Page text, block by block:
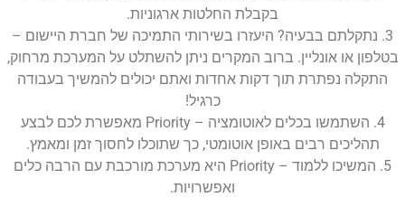
בקבלת החלטות ארגוניות.
3. נתקלתם בבעיה? היעזרו בשירותי התמיכה של חברת היישום –
בטלפון או אונליין. ברוב המקרים ניתן להשתלט על המערכת מרחוק,
התקלה נפתרת תוך דקות אחדות ואתם יכולים להמשיך בעבודה
כרגיל!
4. השתמשו בכלים לאוטומציה – Priority מאפשרת לכם לבצע
תהליכים רבים באופן אוטומטי, כך שתוכלו לחסוך זמן ומאמץ.
5. המשיכו ללמוד – Priority היא מערכת מורכבת עם הרבה כלים
ואפשרויות.